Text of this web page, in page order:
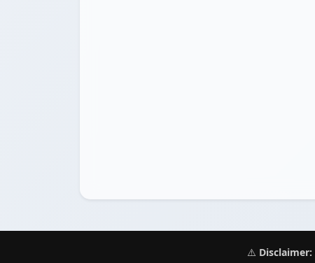
⚠️ Disclaimer: